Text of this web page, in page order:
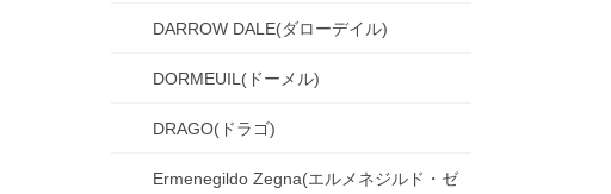
DARROW DALE(ダローデイル)
DORMEUIL(ドーメル)
DRAGO(ドラゴ)
Ermenegildo Zegna(エルメネジルド・ゼ